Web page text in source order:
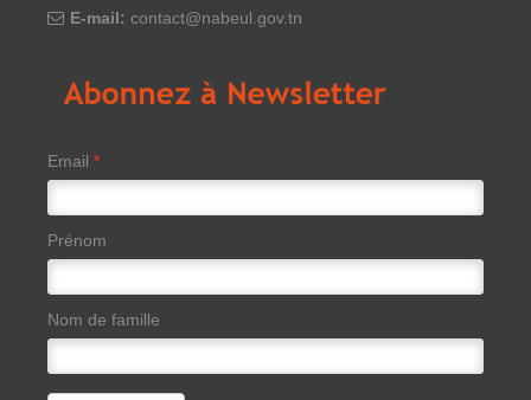
E-mail: contact@nabeul.gov.tn
Email *
Prénom
Nom de famille